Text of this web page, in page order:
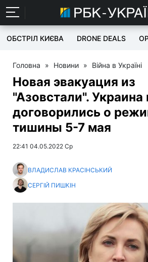
ОБСТРІЛ КИЄВА DRONE DEALS
Головна » Новини » Війна в Україні
Новая эвакуация из
"Азовстали".
договорились о
тишины 5-7 мая
22:41 04.05.2022 Ср
ВЛАДИСЛАВ КРАСІНСЬКИЙ
СЕРГІЙ ПИШКІН